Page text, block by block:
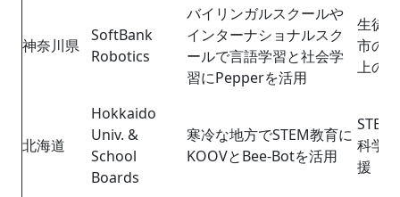
神奈川県
SoftBank
Robotics
バイリンガルスクールや
インターナショナルスク
ールで言語学習と社会学
習にPepperを活用
生徒
市の
上の
北海道
Hokkaido
Univ. &
School
Boards
寒冷な地方でSTEM教育に
KOOVとBee-Botを活用
科学
援